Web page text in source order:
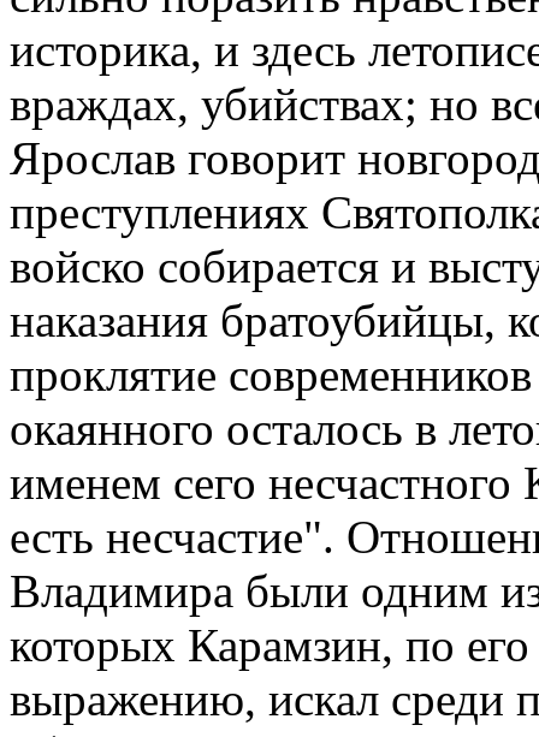
историка, и здесь
враждах, убийствах; но
Ярослав говорит
преступлениях
войско собирается и
наказания братоубийцы,
проклятие
окаянного осталось в
именем сего несчастного
есть несчастие".
Владимира были одним
которых Карамзин, по
выражению, искал среди